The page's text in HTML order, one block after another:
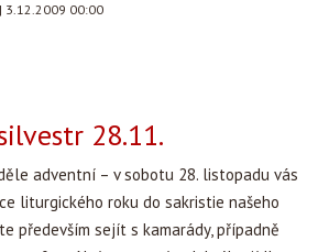
| 3.12.2009 00:00
28.11.
adventní – v sobotu 28. listopadu vás
liturgického roku do sakristie našeho
především sejít s kamarády, případně